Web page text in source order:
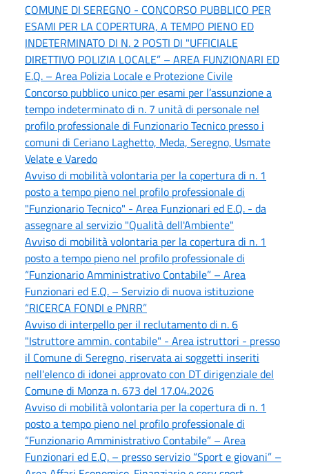
COMUNE DI SEREGNO - CONCORSO PUBBLICO PER
ESAMI PER LA COPERTURA, A TEMPO PIENO ED
INDETERMINATO DI N. 2 POSTI DI "UFFICIALE
DIRETTIVO POLIZIA LOCALE” – AREA FUNZIONARI ED
E.Q. – Area Polizia Locale e Protezione Civile
Concorso pubblico unico per esami per l’assunzione a
tempo indeterminato di n. 7 unità di personale nel
profilo professionale di Funzionario Tecnico presso i
comuni di Ceriano Laghetto, Meda, Seregno, Usmate
Velate e Varedo
Avviso di mobilità volontaria per la copertura di n. 1
posto a tempo pieno nel profilo professionale di
"Funzionario Tecnico" - Area Funzionari ed E.Q. - da
assegnare al servizio "Qualità dell'Ambiente"
Avviso di mobilità volontaria per la copertura di n. 1
posto a tempo pieno nel profilo professionale di
“Funzionario Amministrativo Contabile” – Area
Funzionari ed E.Q. – Servizio di nuova istituzione
“RICERCA FONDI e PNRR”
Avviso di interpello per il reclutamento di n. 6
"Istruttore ammin. contabile" - Area istruttori - presso
il Comune di Seregno, riservata ai soggetti inseriti
nell'elenco di idonei approvato con DT dirigenziale del
Comune di Monza n. 673 del 17.04.2026
Avviso di mobilità volontaria per la copertura di n. 1
posto a tempo pieno nel profilo professionale di
“Funzionario Amministrativo Contabile” – Area
Funzionari ed E.Q. – presso servizio “Sport e giovani” –